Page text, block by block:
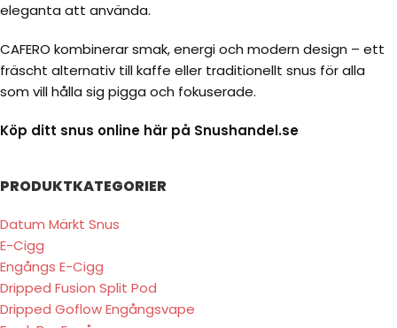
PRODUKTKATEGORIER
Datum Märkt Snus
E-Cigg
Engångs E-Cigg
Dripped Fusion Split Pod
Dripped Goflow Engångsvape
eleganta att använda.
CAFERO kombinerar smak, energi och modern design – ett
fräscht alternativ till kaffe eller traditionellt snus för alla
som vill hålla sig pigga och fokuserade.
Köp ditt snus online här på Snushandel.se